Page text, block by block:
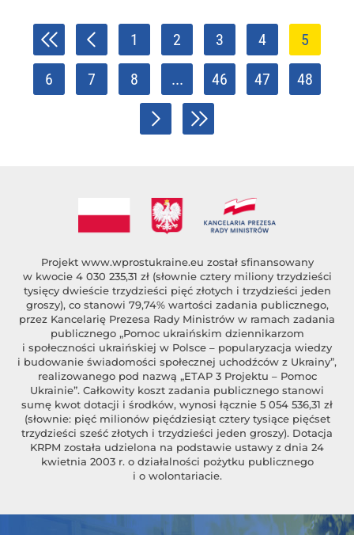
1 2 3 4 5
6 7 8 ... 46 47 48
Projekt www.wprostukraine.eu został sfinansowany
w kwocie 4 030 235,31 zł (słownie cztery miliony trzydzieści
tysięcy dwieście trzydzieści pięć złotych i trzydzieści jeden
groszy), co stanowi 79,74% wartości zadania publicznego,
przez Kancelarię Prezesa Rady Ministrów w ramach zadania
publicznego „Pomoc ukraińskim dziennikarzom
i społeczności ukraińskiej w Polsce – popularyzacja wiedzy
i budowanie świadomości społecznej uchodźców z Ukrainy”,
realizowanego pod nazwą „ETAP 3 Projektu – Pomoc
Ukrainie”. Całkowity koszt zadania publicznego stanowi
sumę kwot dotacji i środków, wynosi łącznie 5 054 536,31 zł
(słownie: pięć milionów pięćdziesiąt cztery tysiące pięćset
trzydzieści sześć złotych i trzydzieści jeden groszy). Dotacja
KRPM została udzielona na podstawie ustawy z dnia 24
kwietnia 2003 r. o działalności pożytku publicznego
i o wolontariacie.